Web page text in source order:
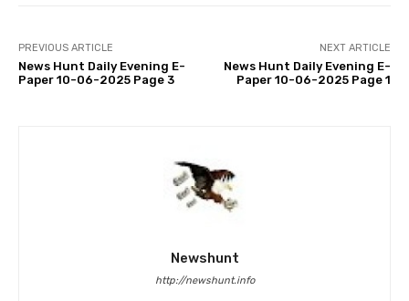
PREVIOUS ARTICLE
News Hunt Daily Evening E-
Paper 10-06-2025 Page 3
NEXT ARTICLE
News Hunt Daily Evening E-
Paper 10-06-2025 Page 1
Newshunt
http://newshunt.info